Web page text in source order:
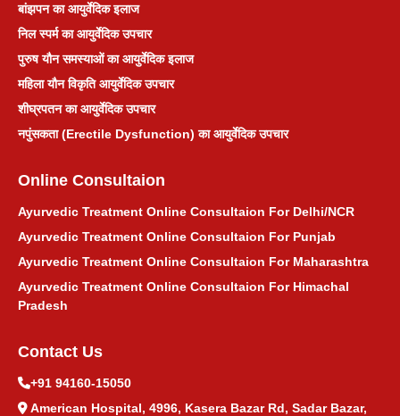
श्वेत प्रदर आयुर्वेदिक उपचार
बवासीर आयुर्वेदिक उपचार
टॉन्सिल आयुर्वेदिक उपचार
किडनी स्टोन आयुर्वेदिक उपचार
खांसी आयुर्वेदिक उपचार
पित्ताशय पथरी आयुर्वेदिक उपचार
सिरदर्द आयुर्वेदिक उपचार
बांझपन का आयुर्वेदिक इलाज
निल स्पर्म का आयुर्वेदिक उपचार
पुरुष यौन समस्याओं का आयुर्वेदिक इलाज
महिला यौन विकृति आयुर्वेदिक उपचार
शीघ्रपतन का आयुर्वेदिक उपचार
नपुंसकता (Erectile Dysfunction) का आयुर्वेदिक उपचार
Online Consultaion
Ayurvedic Treatment Online Consultaion For Delhi/NCR
Ayurvedic Treatment Online Consultaion For Punjab
Ayurvedic Treatment Online Consultaion For Maharashtra
Ayurvedic Treatment Online Consultaion For Himachal
Pradesh
Contact Us
+91 94160-15050
American Hospital, 4996, Kasera Bazar Rd, Sadar Bazar,